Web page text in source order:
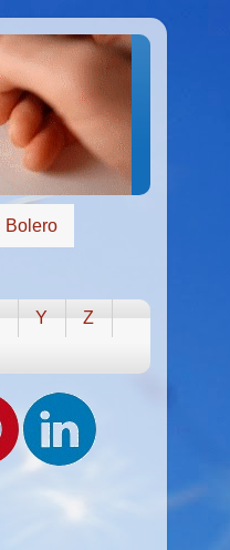
Bolero
Y
Z